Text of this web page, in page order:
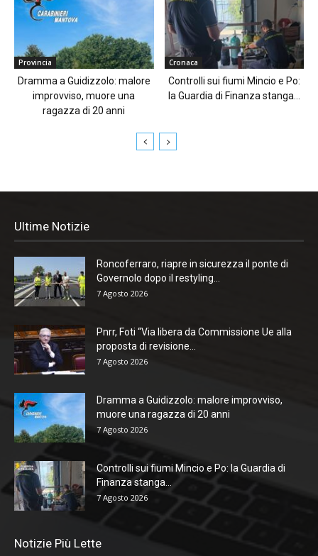
Provincia
Dramma a Guidizzolo: malore
improvviso, muore una
ragazza di 20 anni
Cronaca
Controlli sui fiumi Mincio e Po:
la Guardia di Finanza stanga...
Ultime Notizie
Roncoferraro, riapre in sicurezza il ponte di
Governolo dopo il restyling...
7 Agosto 2026
Pnrr, Foti “Via libera da Commissione Ue alla
proposta di revisione...
7 Agosto 2026
Dramma a Guidizzolo: malore improvviso,
muore una ragazza di 20 anni
7 Agosto 2026
Controlli sui fiumi Mincio e Po: la Guardia di
Finanza stanga...
7 Agosto 2026
Notizie Più Lette